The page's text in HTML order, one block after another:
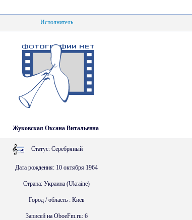
Исполнитель
Жуковская Оксана Витальевна
Статус: Серебряный
Дата рождения: 10 октября 1964
Страна: Украина (Ukraine)
Город / область : Киев
Записей на OboeFm.ru: 6